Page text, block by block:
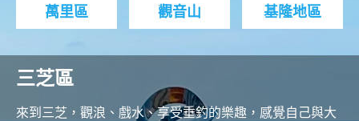
萬里區 觀音山 基隆地區
三芝區
來到三芝，觀浪、戲水、享受垂釣的樂趣，感覺自己與大